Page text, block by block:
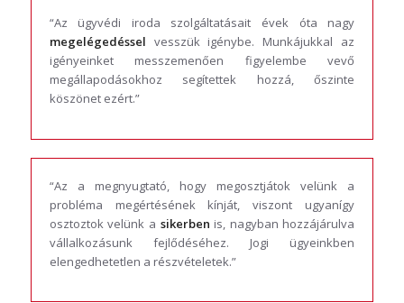
“Az ügyvédi iroda szolgáltatásait évek óta nagy
megelégedéssel vesszük igénybe. Munkájukkal az
igényeinket messzemenően figyelembe vevő
megállapodásokhoz segítettek hozzá, őszinte
köszönet ezért.”
“Az a megnyugtató, hogy megosztjátok velünk a
probléma megértésének kínját, viszont ugyanígy
osztoztok velünk a sikerben is, nagyban hozzájárulva
vállalkozásunk fejlődéséhez. Jogi ügyeinkben
elengedhetetlen a részvételetek.”